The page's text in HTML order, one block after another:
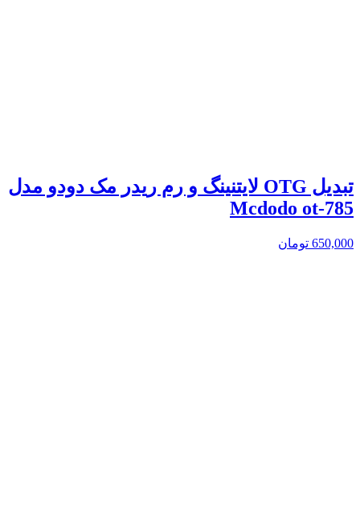
تبدیل OTG لایتنینگ و رم ریدر مک دودو مدل
Mcdodo ot-785
650,000 تومان